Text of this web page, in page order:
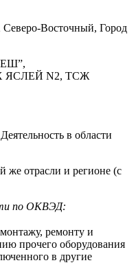
Восточный, Город
N2, ТСЖ
в области
же отрасли и регионе (с
по ОКВЭД:
ремонту и
прочего оборудования
в другие